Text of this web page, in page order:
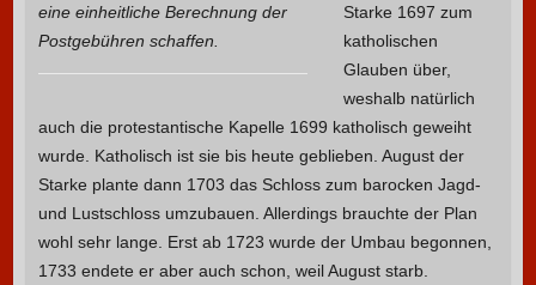
eine einheitliche Berechnung der
Postgebühren schaffen.
Starke 1697 zum
katholischen
Glauben über,
weshalb natürlich
auch die protestantische Kapelle 1699 katholisch geweiht
wurde. Katholisch ist sie bis heute geblieben. August der
Starke plante dann 1703 das Schloss zum barocken Jagd-
und Lustschloss umzubauen. Allerdings brauchte der Plan
wohl sehr lange. Erst ab 1723 wurde der Umbau begonnen,
1733 endete er aber auch schon, weil August starb.